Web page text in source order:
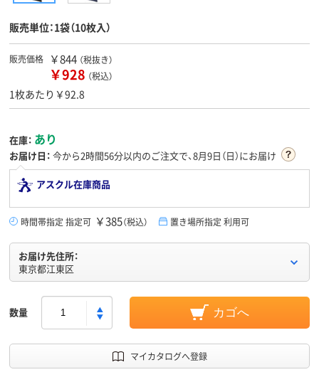
販売単位：1袋（10枚入）
販売価格 ￥844 （税抜き）
￥928 （税込）
1枚あたり￥92.8
在庫： あり
お届け日： 今から2時間56分以内のご注文で、8月9日（日）にお届け
アスクル在庫商品
時間帯指定 指定可 ￥385（税込） 置き場所指定 利用可
お届け先住所：
東京都江東区
数量 カゴへ
マイカタログへ登録